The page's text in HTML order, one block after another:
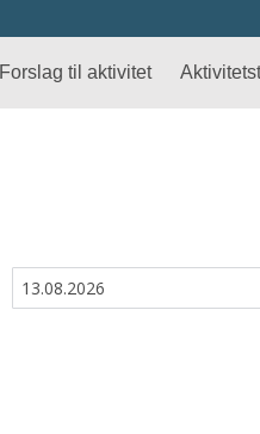
Forslag til aktivitet